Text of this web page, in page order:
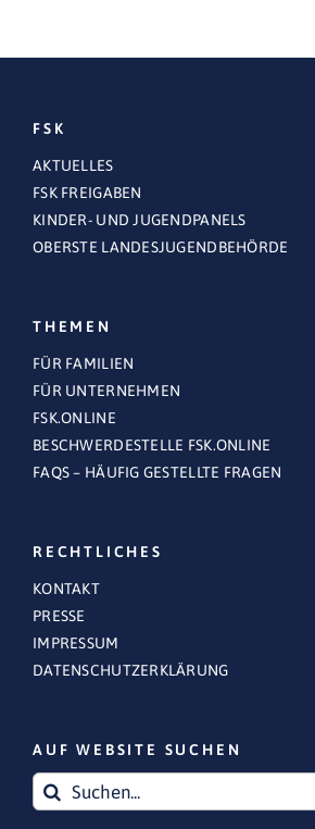
FSK
AKTUELLES
FSK FREIGABEN
KINDER- UND JUGENDPANELS
OBERSTE LANDESJUGENDBEHÖRDE
THEMEN
FÜR FAMILIEN
FÜR UNTERNEHMEN
FSK.ONLINE
BESCHWERDESTELLE FSK.ONLINE
FAQS – HÄUFIG GESTELLTE FRAGEN
RECHTLICHES
KONTAKT
PRESSE
IMPRESSUM
DATENSCHUTZERKLÄRUNG
AUF WEBSITE SUCHEN
Suche
nach: